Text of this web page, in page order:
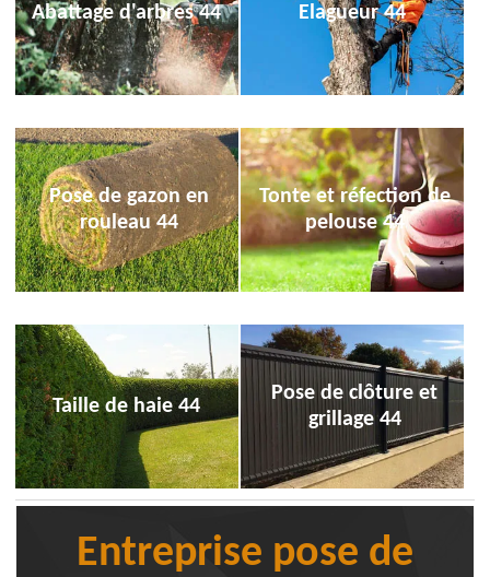
Abattage d'arbres 44 Elagueur 44
Pose de gazon en
rouleau 44
Tonte et réfection de
pelouse 44
Taille de haie 44
Pose de clôture et
grillage 44
Entreprise pose de